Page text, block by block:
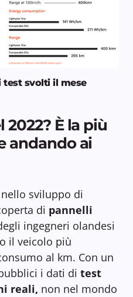
test svolti il mese
2022? È la più
andando ai
sviluppo di
di pannelli
ingegneri olandesi
il veicolo più
al km. Con un
i dati di test
reali, non nel mondo